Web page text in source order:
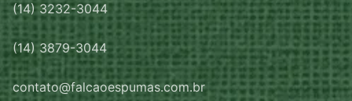
(14) 3232-3044
(14) 3879-3044
contato@falcaoespumas.com.br